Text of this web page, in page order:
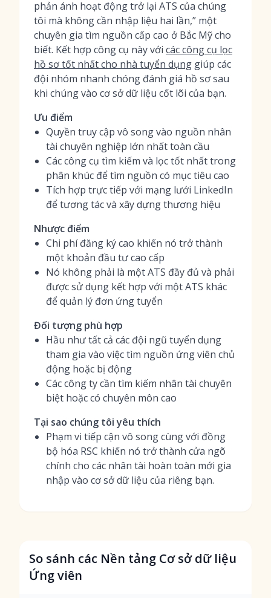
phản ánh hoạt động trở lại ATS của chúng
tôi mà không cần nhập liệu hai lần,” một
chuyên gia tìm nguồn cấp cao ở Bắc Mỹ cho
biết. Kết hợp công cụ này với các công cụ lọc
hồ sơ tốt nhất cho nhà tuyển dụng giúp các
đội nhóm nhanh chóng đánh giá hồ sơ sau
khi chúng vào cơ sở dữ liệu cốt lõi của bạn.
Ưu điểm
Quyền truy cập vô song vào nguồn nhân
tài chuyên nghiệp lớn nhất toàn cầu
Các công cụ tìm kiếm và lọc tốt nhất trong
phân khúc để tìm nguồn có mục tiêu cao
Tích hợp trực tiếp với mạng lưới LinkedIn
để tương tác và xây dựng thương hiệu
Nhược điểm
Chi phí đăng ký cao khiến nó trở thành
một khoản đầu tư cao cấp
Nó không phải là một ATS đầy đủ và phải
được sử dụng kết hợp với một ATS khác
để quản lý đơn ứng tuyển
Đối tượng phù hợp
Hầu như tất cả các đội ngũ tuyển dụng
tham gia vào việc tìm nguồn ứng viên chủ
động hoặc bị động
Các công ty cần tìm kiếm nhân tài chuyên
biệt hoặc có chuyên môn cao
Tại sao chúng tôi yêu thích
Phạm vi tiếp cận vô song cùng với đồng
bộ hóa RSC khiến nó trở thành cửa ngõ
chính cho các nhân tài hoàn toàn mới gia
nhập vào cơ sở dữ liệu của riêng bạn.
So sánh các Nền tảng Cơ sở dữ liệu
Ứng viên